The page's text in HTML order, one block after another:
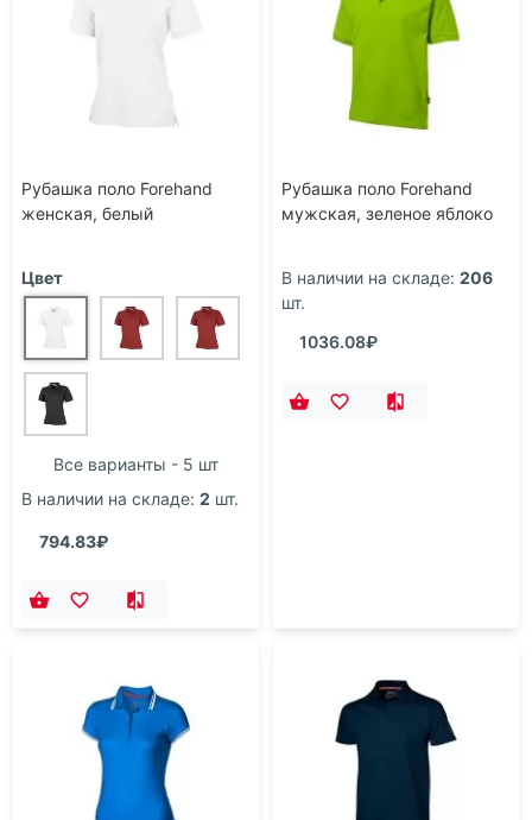
Рубашка поло Forehand
женская, белый
Цвет
Все варианты - 5 шт
В наличии на складе: 2 шт.
794.83₽
Рубашка поло Forehand
мужская, зеленое яблоко
В наличии на складе: 206
шт.
1036.08₽